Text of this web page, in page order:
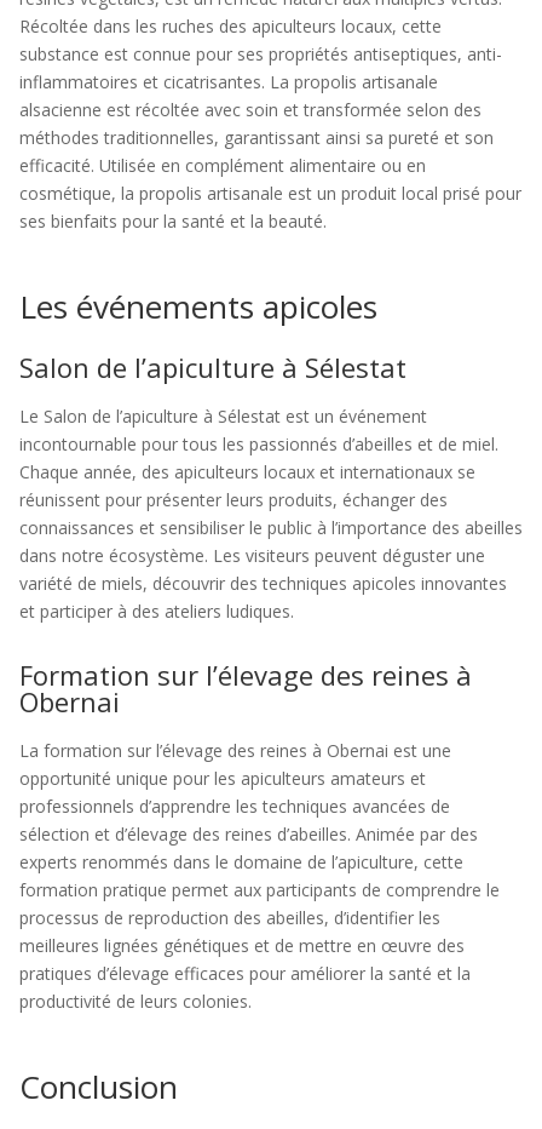
Récoltée dans les ruches des apiculteurs locaux, cette
substance est connue pour ses propriétés antiseptiques, anti-
inflammatoires et cicatrisantes. La propolis artisanale
alsacienne est récoltée avec soin et transformée selon des
méthodes traditionnelles, garantissant ainsi sa pureté et son
efficacité. Utilisée en complément alimentaire ou en
cosmétique, la propolis artisanale est un produit local prisé pour
ses bienfaits pour la santé et la beauté.
Les événements apicoles
Salon de l’apiculture à Sélestat
Le Salon de l’apiculture à Sélestat est un événement
incontournable pour tous les passionnés d’abeilles et de miel.
Chaque année, des apiculteurs locaux et internationaux se
réunissent pour présenter leurs produits, échanger des
connaissances et sensibiliser le public à l’importance des abeilles
dans notre écosystème. Les visiteurs peuvent déguster une
variété de miels, découvrir des techniques apicoles innovantes
et participer à des ateliers ludiques.
Formation sur l’élevage des reines à
Obernai
La formation sur l’élevage des reines à Obernai est une
opportunité unique pour les apiculteurs amateurs et
professionnels d’apprendre les techniques avancées de
sélection et d’élevage des reines d’abeilles. Animée par des
experts renommés dans le domaine de l’apiculture, cette
formation pratique permet aux participants de comprendre le
processus de reproduction des abeilles, d’identifier les
meilleures lignées génétiques et de mettre en œuvre des
pratiques d’élevage efficaces pour améliorer la santé et la
productivité de leurs colonies.
Conclusion